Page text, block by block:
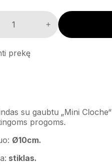
su gaubtu 'Mini Cloche'
prekę
su gaubtu „Mini
progoms.
Ø10cm.
stiklas.